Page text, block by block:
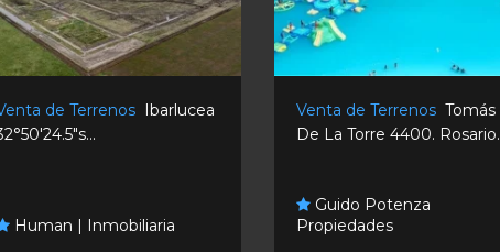
de Terrenos Ibarlucea
Human | Inmobiliaria
Venta de TerrenosTomás
De La Torre 4400. Rosario.
Guido Potenza
Propiedades